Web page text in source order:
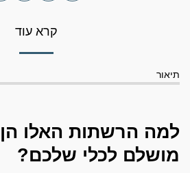
קרא עוד
תיאור
למה הרשתות האלו הן
מושלם לכלי שלכם?